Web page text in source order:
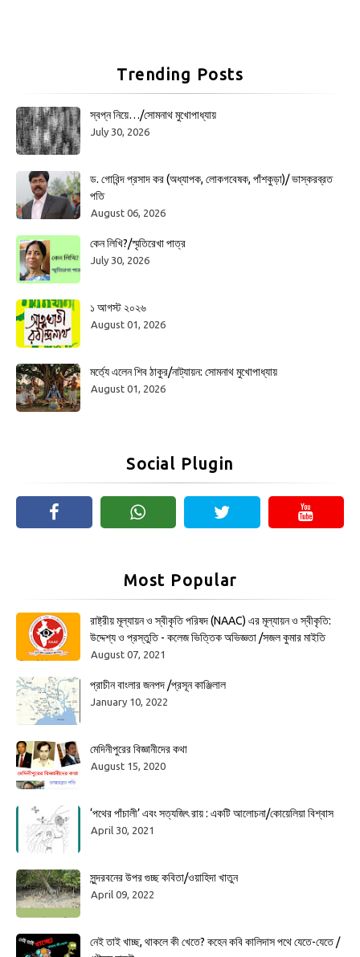
Trending Posts
স্বপ্ন নিয়ে…/সোমনাথ মুখোপাধ্যায়
July 30, 2026
ড. গোবিন্দ প্রসাদ কর (অধ্যাপক, লোকগবেষক, পাঁশকুড়া)/ ভাস্করব্রত
পতি
August 06, 2026
কেন লিখি?/স্মৃতিরেখা পাত্র
July 30, 2026
১ আগস্ট ২০২৬
August 01, 2026
মর্ত্যে এলেন শিব ঠাকুর/নাট্যায়ন: সোমনাথ মুখোপাধ্যায়
August 01, 2026
Social Plugin
Most Popular
রাষ্ট্রীয় মূল্যায়ন ও স্বীকৃতি পরিষদ (NAAC) এর মূল্যায়ন ও স্বীকৃতি:
উদ্দেশ্য ও প্রস্তুতি - কলেজ ভিত্তিক অভিজ্ঞতা /সজল কুমার মাইতি
August 07, 2021
প্রাচীন বাংলার জনপদ /প্রসূন কাঞ্জিলাল
January 10, 2022
মেদিনীপুরের বিজ্ঞানীদের কথা
August 15, 2020
‘পথের পাঁচালী’ এবং সত্যজিৎ রায় : একটি আলোচনা/কোয়েলিয়া বিশ্বাস
April 30, 2021
সুন্দরবনের উপর গুচ্ছ কবিতা/ওয়াহিদা খাতুন
April 09, 2022
নেই তাই খাচ্ছ, থাকলে কী খেতে? কহেন কবি কালিদাস পথে যেতে-যেতে /